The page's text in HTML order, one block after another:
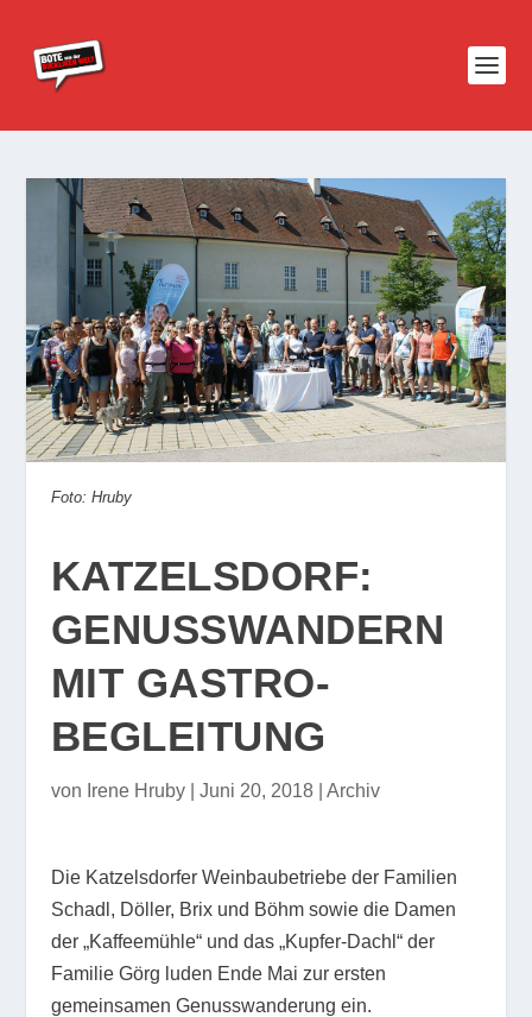
Foto: Hruby
KATZELSDORF:
GENUSSWANDERN
MIT GASTRO-
BEGLEITUNG
von Irene Hruby| Juni 20, 2018| Archiv
Die Katzelsdorfer Weinbaubetriebe der Familien
Schadl, Döller, Brix und Böhm sowie die Damen
der „Kaffeemühle“ und das „Kupfer-Dachl“ der
Familie Görg luden Ende Mai zur ersten
gemeinsamen Genusswanderung ein.